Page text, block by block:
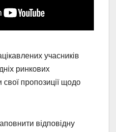
учасників
ринкових
свої пропозиції щодо
відповідну